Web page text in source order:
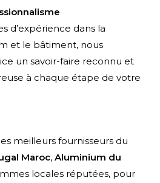
d’expérience dans la
et le bâtiment, nous
un savoir-faire reconnu et
à chaque étape de votre
meilleurs fournisseurs du
Maroc, Aluminium du
locales réputées, pour